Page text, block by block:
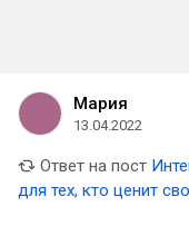
Мария
13.04.2022
Ответ на пост
для тех, кто ценит